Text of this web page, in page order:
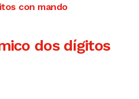
con mando
dos dígitos